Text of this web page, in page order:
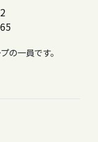
の一員です。